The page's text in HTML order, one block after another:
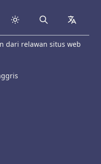
Search
dari relawan situs web